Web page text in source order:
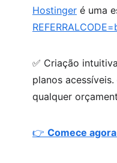
Hostinger é uma
✅ Criação
planos
qualquer
👉 Comece